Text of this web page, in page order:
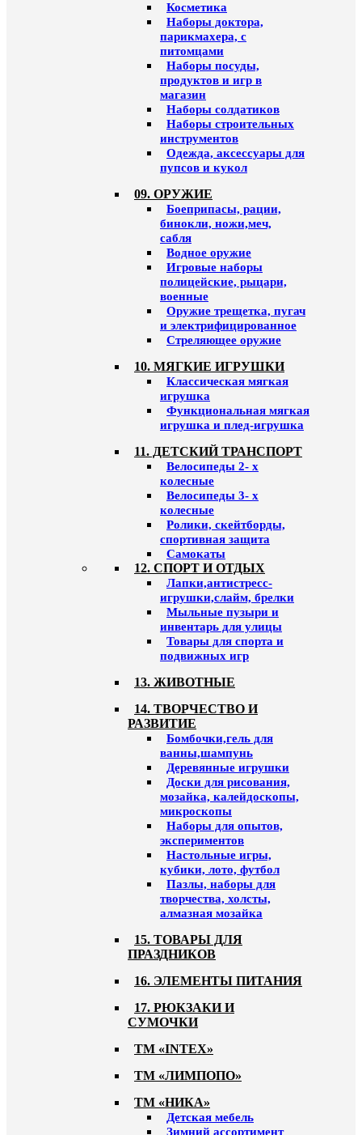
Косметика
Наборы доктора,
парикмахера, с
питомцами
Наборы посуды,
продуктов и игр в
магазин
Наборы солдатиков
Наборы строительных
инструментов
Одежда, аксессуары для
пупсов и кукол
09. ОРУЖИЕ
Боеприпасы, рации,
бинокли, ножи,меч,
сабля
Водное оружие
Игровые наборы
полицейские, рыцари,
военные
Оружие трещетка, пугач
и электрифицированное
Стреляющее оружие
10. МЯГКИЕ ИГРУШКИ
Классическая мягкая
игрушка
Функциональная мягкая
игрушка и плед-игрушка
11. ДЕТСКИЙ ТРАНСПОРТ
Велосипеды 2- х
колесные
Велосипеды 3- х
колесные
Ролики, скейтборды,
спортивная защита
Самокаты
12. СПОРТ И ОТДЫХ
Лапки,антистресс-
игрушки,слайм, брелки
Мыльные пузыри и
инвентарь для улицы
Товары для спорта и
подвижных игр
13. ЖИВОТНЫЕ
14. ТВОРЧЕСТВО И
РАЗВИТИЕ
Бомбочки,гель для
ванны,шампунь
Деревянные игрушки
Доски для рисования,
мозайка, калейдоскопы,
микроскопы
Наборы для опытов,
экспериментов
Настольные игры,
кубики, лото, футбол
Пазлы, наборы для
творчества, холсты,
алмазная мозайка
15. ТОВАРЫ ДЛЯ
ПРАЗДНИКОВ
16. ЭЛЕМЕНТЫ ПИТАНИЯ
17. РЮКЗАКИ И
СУМОЧКИ
ТМ «INTEX»
ТМ «ЛИМПОПО»
ТМ «НИКА»
Детская мебель
Зимний ассортимент